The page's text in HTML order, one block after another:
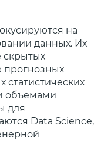
на
данных. Их
скрытых
прогнозных
объемами
для
Data Science,